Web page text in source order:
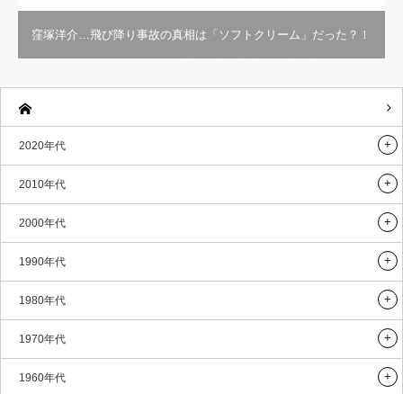
窪塚洋介…飛び降り事故の真相は「ソフトクリーム」だった？！
2020年代
2010年代
2000年代
1990年代
1980年代
1970年代
1960年代